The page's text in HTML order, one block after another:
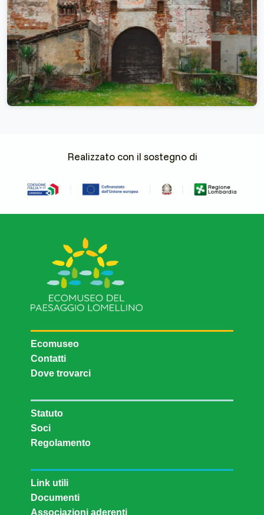
Realizzato con il sostegno di
Ecomuseo
Contatti
Dove trovarci
Statuto
Soci
Regolamento
Link utili
Documenti
Associazioni aderenti